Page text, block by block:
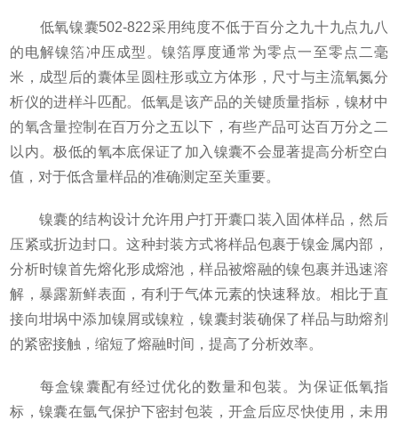
低氧镍囊502-822采用纯度不低于百分之九十九点九八
的电解镍箔冲压成型。镍箔厚度通常为零点一至零点二毫
米，成型后的囊体呈圆柱形或立方体形，尺寸与主流氧氮分
析仪的进样斗匹配。低氧是该产品的关键质量指标，镍材中
的氧含量控制在百万分之五以下，有些产品可达百万分之二
以内。极低的氧本底保证了加入镍囊不会显著提高分析空白
值，对于低含量样品的准确测定至关重要。
镍囊的结构设计允许用户打开囊口装入固体样品，然后
压紧或折边封口。这种封装方式将样品包裹于镍金属内部，
分析时镍首先熔化形成熔池，样品被熔融的镍包裹并迅速溶
解，暴露新鲜表面，有利于气体元素的快速释放。相比于直
接向坩埚中添加镍屑或镍粒，镍囊封装确保了样品与助熔剂
的紧密接触，缩短了熔融时间，提高了分析效率。
每盒镍囊配有经过优化的数量和包装。为保证低氧指
标，镍囊在氩气保护下密封包装，开盒后应尽快使用，未用